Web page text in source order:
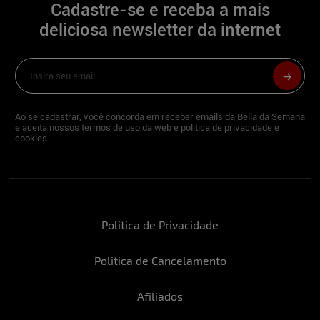
brinco com a imaginação do meu público.
Adoro despertar desejos e proporcionar
experiências. Isso é só um pouquinho do
Descreva-se em três palavras:
Ambiciosa, determinada e envolvente.
Politica de Privacidade
Politica de Cancelamento
Afiliados
Cadastre-se e receba a mais
deliciosa newsletter da internet
Ao se cadastrar, você concorda em receber emails da Bella da Semana
e aceita nossos termos de uso da web e política de privacidade e
cookies.